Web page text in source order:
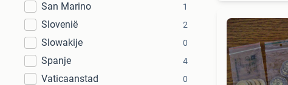
San Marino 1
Slovenië 2
Slowakije 0
Spanje 4
Vaticaanstad 0